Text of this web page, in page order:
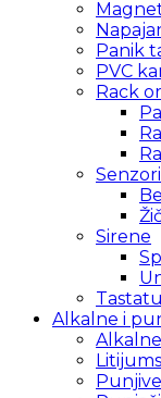
Panik
PVC
Rack
Sirene
Alkalne i